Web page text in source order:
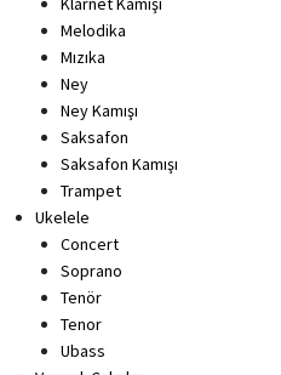
Melodika
Mızıka
Ney
Ney Kamışı
Saksafon
Saksafon Kamışı
Trampet
Ukelele
Concert
Soprano
Tenör
Tenor
Ubass